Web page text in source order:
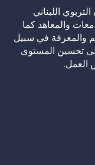
اللبناني
والمعاهد كما
والمعرفة في سبيل
إلى تحسين المستوى
العمل.